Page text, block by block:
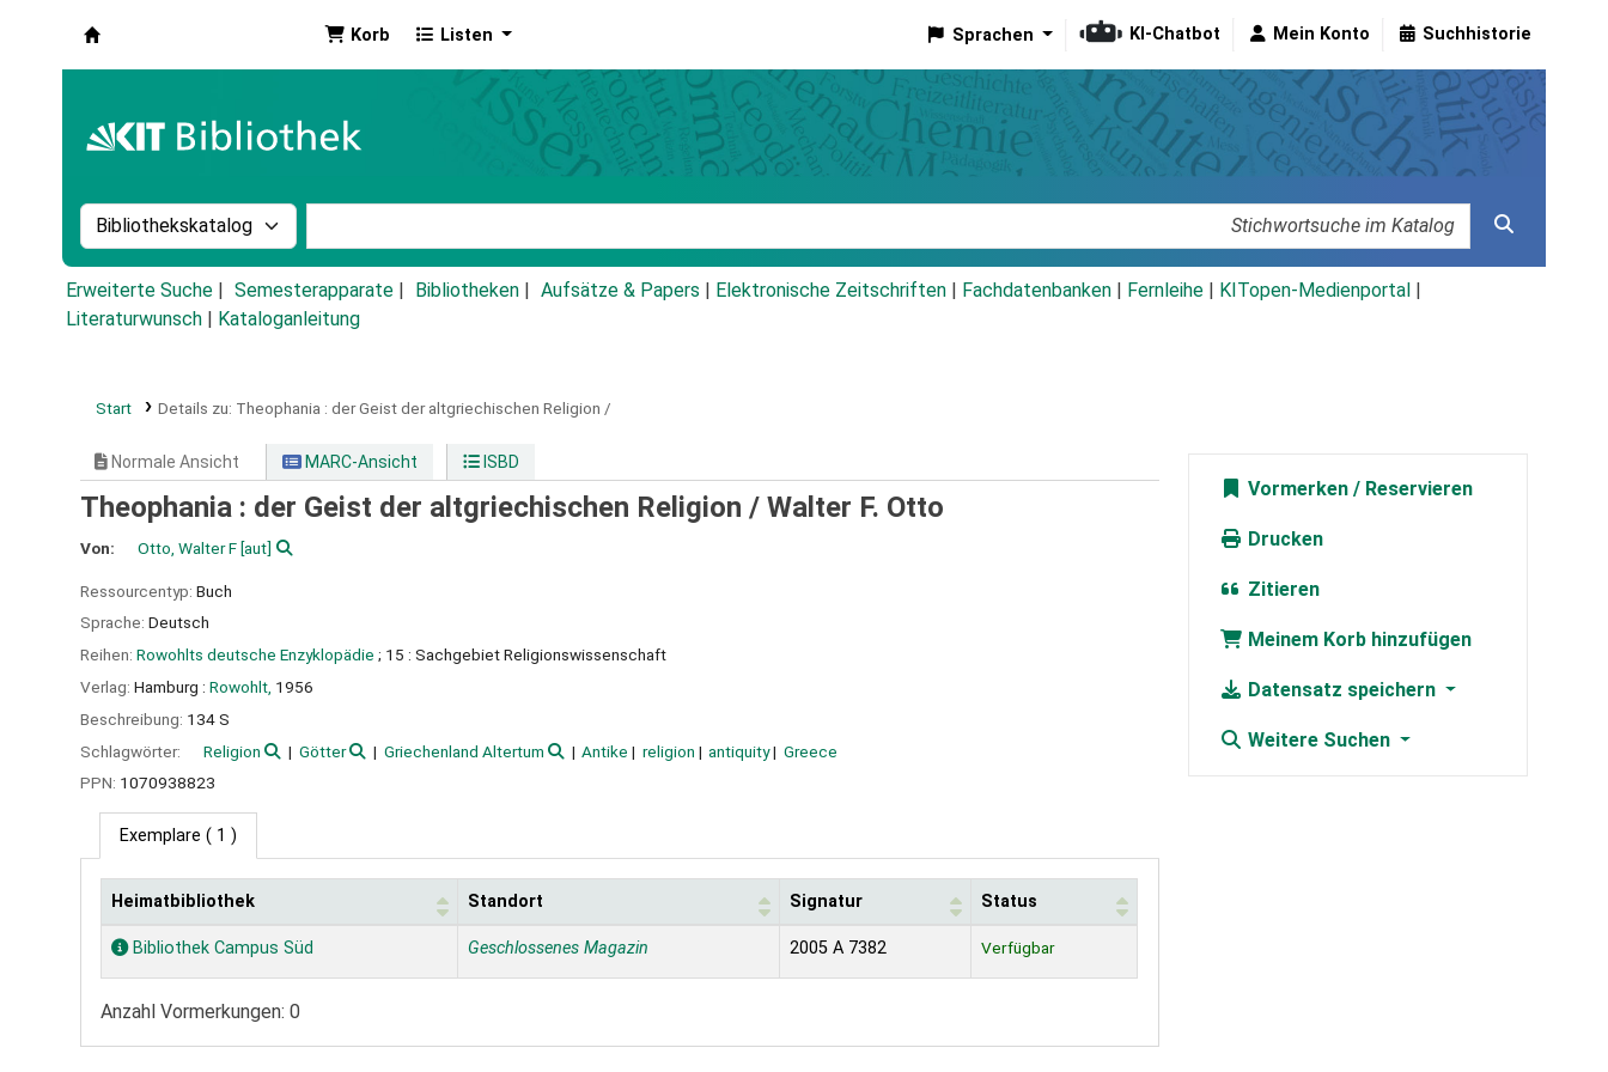
Korb Listen Sprachen KI-Chatbot Mein Konto Suchhistorie
Suche im Katalog nach:
Erweiterte Suche Semesterapparate Bibliotheken Aufsätze & Papers Elektronische Zeitschriften Fachdatenbanken Fernleihe KITopen-Medienportal
Literaturwunsch
Kataloganleitung
Start Details zu: Theophania : der Geist der altgriechischen Religion /
Normale Ansicht MARC-Ansicht ISBD
Theophania : der Geist der altgriechischen Religion / Walter F. Otto
Von: Otto, Walter F[aut]
Ressourcentyp: Buch
Sprache: Deutsch
Reihen: Rowohlts deutsche Enzyklopädie ; 15 : Sachgebiet Religionswissenschaft
Verlag: Hamburg : Rowohlt, 1956
Beschreibung: 134 S
Schlagwörter:
Religion Götter Griechenland Altertum Antike religion antiquity
Greece
PPN: 1070938823
Exemplare ( 1 )
Exemplare
Heimatbibliothek Standort Signatur Status
Bibliothek Campus Süd Geschlossenes Magazin 2005 A 7382 Verfügbar
Anzahl Vormerkungen: 0
Vormerken
Drucken
Zitieren
Meinem Korb hinzufügen
Datensatz speichern
Weitere Suchen